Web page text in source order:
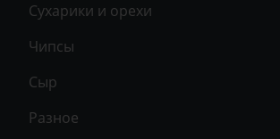
Сухарики и орехи
Чипсы
Сыр
Разное